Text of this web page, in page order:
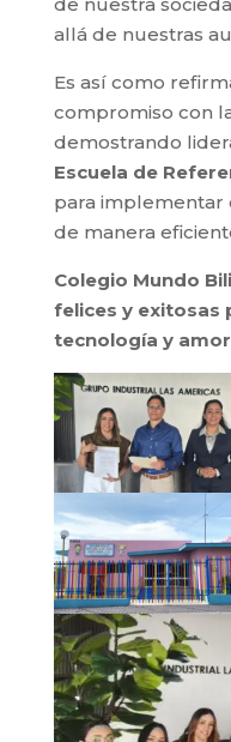
allá de nuestras
Es así como
compromiso con
demostrando
Escuela de
para implementar
de manera
Colegio Mundo
felices y exitosas
tecnología y